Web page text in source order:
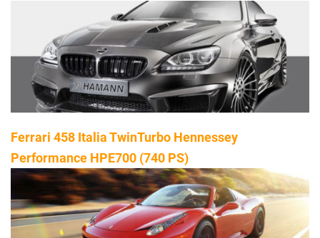
Ferrari 458 Italia TwinTurbo Hennessey
Performance HPE700 (740 PS)